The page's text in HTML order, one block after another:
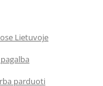
Lietuvoje
parduoti